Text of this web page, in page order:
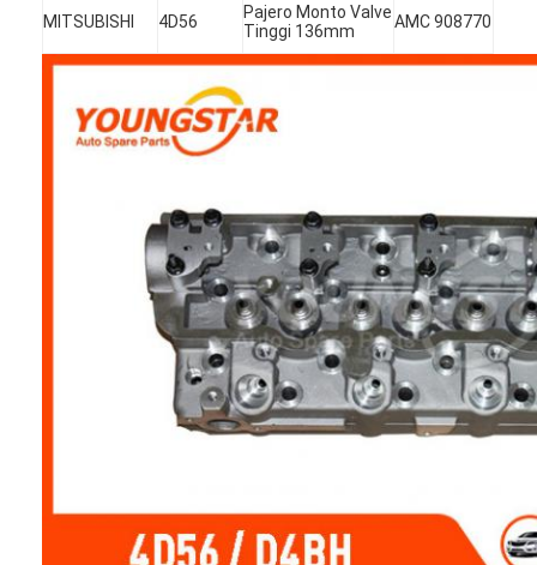
Kontrol Kualitas
ngobrol sekarang
Blok Cylinder Engine
Kepala Silinder Lengkap
Kepala Cylinder Engine
mesin crankshaft
Mesin Rocker Arm
MITSUBISHI 4D56
Pajero Monto Valve
Tinggi 136mm
AMC 908770